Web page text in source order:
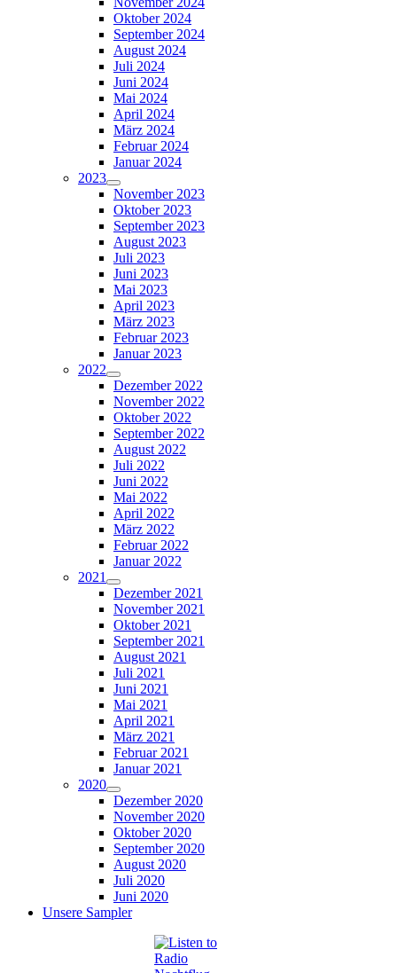
Oktober 2024
September 2024
August 2024
Juli 2024
Juni 2024
Mai 2024
April 2024
März 2024
Februar 2024
Januar 2024
2023
November 2023
Oktober 2023
September 2023
August 2023
Juli 2023
Juni 2023
Mai 2023
April 2023
März 2023
Februar 2023
Januar 2023
2022
Dezember 2022
November 2022
Oktober 2022
September 2022
August 2022
Juli 2022
Juni 2022
Mai 2022
April 2022
März 2022
Februar 2022
Januar 2022
2021
Dezember 2021
November 2021
Oktober 2021
September 2021
August 2021
Juli 2021
Juni 2021
Mai 2021
April 2021
März 2021
Februar 2021
Januar 2021
2020
Dezember 2020
November 2020
Oktober 2020
September 2020
August 2020
Juli 2020
Juni 2020
Unsere Sampler